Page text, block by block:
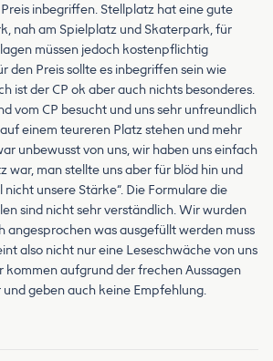
inbegriffen. Stellplatz hat eine gute
nah am Spielplatz und Skaterpark, für
müssen jedoch kostenpflichtig
den Preis sollte es inbegriffen sein wie
ist der CP ok aber auch nichts besonderes.
vom CP besucht und uns sehr unfreundlich
einem teureren Platz stehen und mehr
unbewusst von uns, wir haben uns einfach
war, man stellte uns aber für blöd hin und
nicht unsere Stärke“. Die Formulare die
sind nicht sehr verständlich. Wir wurden
angesprochen was ausgefüllt werden muss
also nicht nur eine Leseschwäche von uns
kommen aufgrund der frechen Aussagen
geben auch keine Empfehlung.